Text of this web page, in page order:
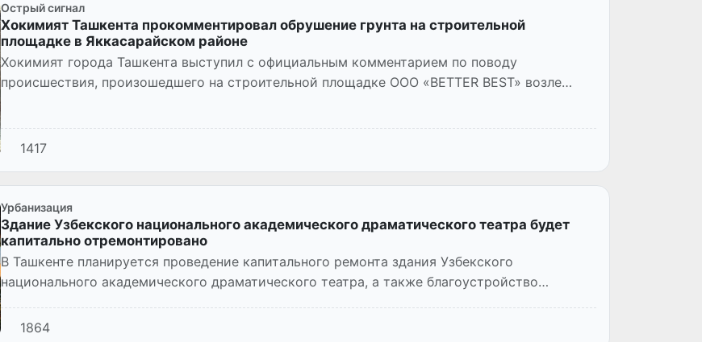
Острый сигнал
Хокимият Ташкента прокомментировал обрушение грунта на строительной
площадке в Яккасарайском районе
Хокимият города Ташкента выступил с официальным комментарием по поводу
происшествия, произошедшего на строительной площадке ООО «BETTER BEST» возле
1417
Урбанизация
Здание Узбекского национального академического драматического театра будет
капитально отремонтировано
В Ташкенте планируется проведение капитального ремонта здания Узбекского
национального академического драматического театра, а также благоустройство
1864